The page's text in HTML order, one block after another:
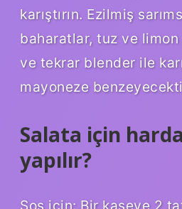
karıştırın. Ezilmiş
baharatlar, tuz ve
ve tekrar blender ile
mayoneze
Salata için
yapılır?
Sos için: Bir kaseye 2